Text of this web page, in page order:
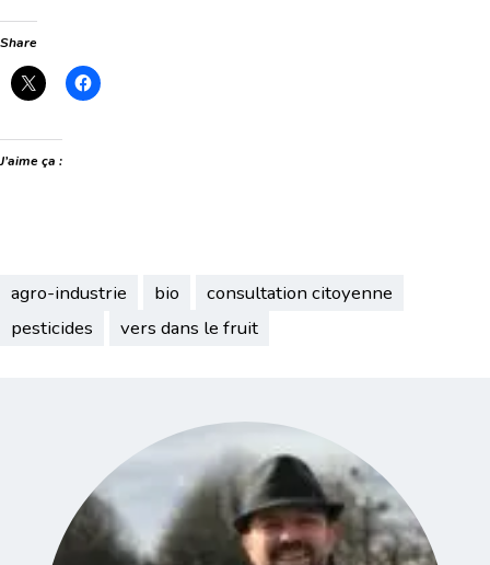
Share
J’aime ça :
agro-industrie bio
consultation citoyenne
pesticides
vers dans le fruit